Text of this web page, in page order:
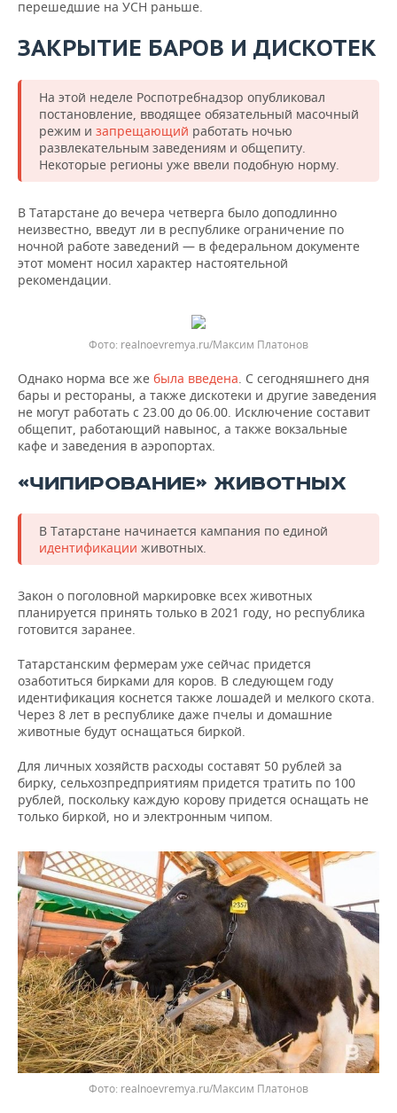
перешедшие на УСН раньше.
ЗАКРЫТИЕ БАРОВ И ДИСКОТЕК
На этой неделе Роспотребнадзор опубликовал
постановление, вводящее обязательный масочный
режим и запрещающий работать ночью
развлекательным заведениям и общепиту.
Некоторые регионы уже ввели подобную норму.
В Татарстане до вечера четверга было доподлинно
неизвестно, введут ли в республике ограничение по
ночной работе заведений — в федеральном документе
этот момент носил характер настоятельной
рекомендации.
realnoevremya.ru/Максим Платонов
Однако норма все же была введена. С сегодняшнего дня
бары и рестораны, а также дискотеки и другие заведения
не могут работать с 23.00 до 06.00. Исключение составит
общепит, работающий навынос, а также вокзальные
кафе и заведения в аэропортах.
«ЧИПИРОВАНИЕ» ЖИВОТНЫХ
В Татарстане начинается кампания по единой
идентификации животных.
Закон о поголовной маркировке всех животных
планируется принять только в 2021 году, но республика
готовится заранее.
Татарстанским фермерам уже сейчас придется
озаботиться бирками для коров. В следующем году
идентификация коснется также лошадей и мелкого скота.
Через 8 лет в республике даже пчелы и домашние
животные будут оснащаться биркой.
Для личных хозяйств расходы составят 50 рублей за
бирку, сельхозпредприятиям придется тратить по 100
рублей, поскольку каждую корову придется оснащать не
только биркой, но и электронным чипом.
realnoevremya.ru/Максим Платонов